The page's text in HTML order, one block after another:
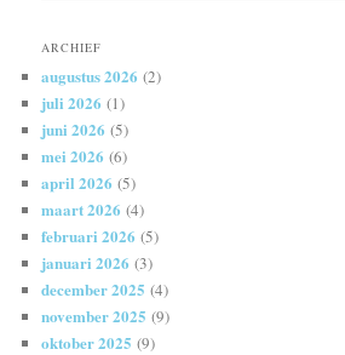
ARCHIEF
augustus 2026 (2)
juli 2026 (1)
juni 2026 (5)
mei 2026 (6)
april 2026 (5)
maart 2026 (4)
februari 2026 (5)
januari 2026 (3)
december 2025 (4)
november 2025 (9)
oktober 2025 (9)